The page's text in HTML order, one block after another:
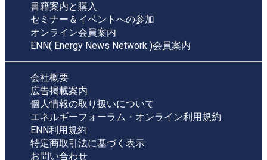
書籍案内と購入
セミナー＆イベントへの参加
オンライン会員案内
ENN( Energy News Network )会員案内
会社概要
広告掲載案内
個人情報の取り扱いについて
エネルギーフォーラム・オンライン利用規約
ENN利用規約
特定商取引法に基づく表示
お問い合わせ